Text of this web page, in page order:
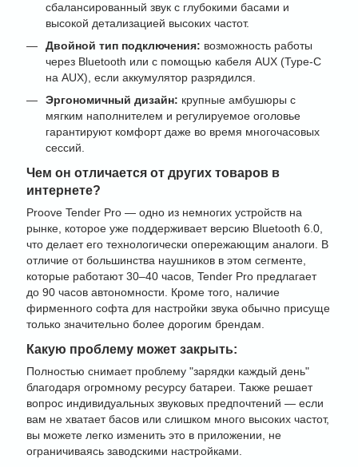
сбалансированный звук с глубокими басами и
высокой детализацией высоких частот.
Двойной тип подключения: возможность работы
через Bluetooth или с помощью кабеля AUX (Type-C
на AUX), если аккумулятор разрядился.
Эргономичный дизайн: крупные амбушюры с
мягким наполнителем и регулируемое оголовье
гарантируют комфорт даже во время многочасовых
сессий.
Чем он отличается от других товаров в
интернете?
Proove Tender Pro — одно из немногих устройств на
рынке, которое уже поддерживает версию Bluetooth 6.0,
что делает его технологически опережающим аналоги. В
отличие от большинства наушников в этом сегменте,
которые работают 30–40 часов, Tender Pro предлагает
до 90 часов автономности. Кроме того, наличие
фирменного софта для настройки звука обычно присуще
только значительно более дорогим брендам.
Какую проблему может закрыть:
Полностью снимает проблему "зарядки каждый день"
благодаря огромному ресурсу батареи. Также решает
вопрос индивидуальных звуковых предпочтений — если
вам не хватает басов или слишком много высоких частот,
вы можете легко изменить это в приложении, не
ограничиваясь заводскими настройками.